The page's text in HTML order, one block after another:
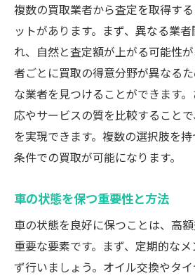
賢くネット査定を利用
複数査定の利点を活か
車の状態を整えること
廃車買取の成功に繋が
自動車買取業者選びで失敗
失敗しないための業者
高額査定を目指す自動
複数査定で最良条件を得
車の状態改善による査
成功事例を基にした業
複数の買取業者から査定を取得す
ットがあります。まず、異なる業
れ、自然と査定額が上がる可能性
者ごとに買取の得意分野が異なる
な業者を見つけることができます
応やサービスの質を比較すること
を実現できます。複数の選択肢を
条件での買取が可能になります。
車の状態を保つ重要性と方法
車の状態を良好に保つことは、高
重要な要素です。まず、定期的な
ず行いましょう。オイル交換やタイ